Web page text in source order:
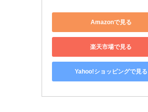
Amazonで見る
楽天市場で見る
Yahoo!ショッピングで見る